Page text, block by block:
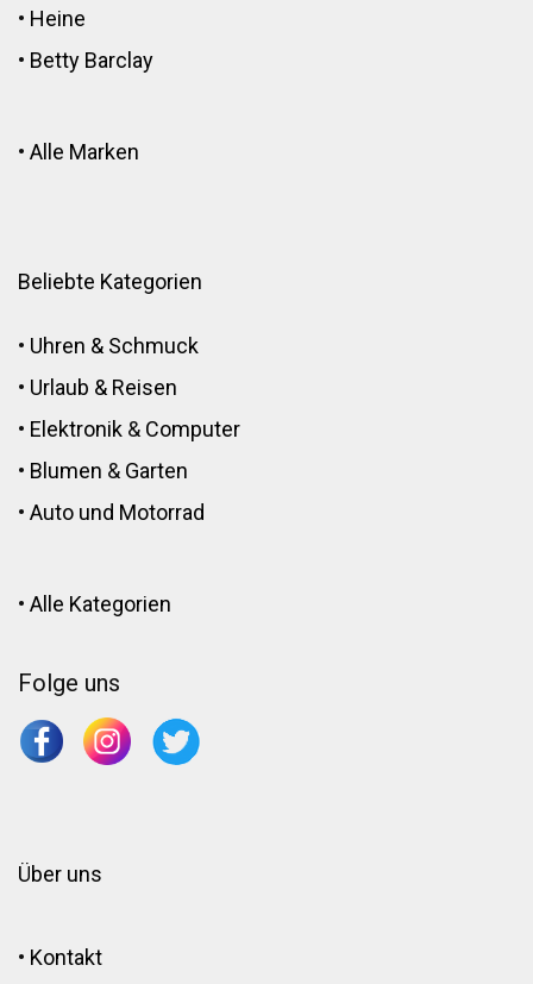
• Heine
• Betty Barclay
• Alle Marken
Beliebte Kategorien
• Uhren & Schmuck
• Urlaub & Reisen
• Elektronik & Computer
• Blumen & Garten
• Auto und Motorrad
• Alle Kategorien
Folge uns
Über uns
• Kontakt